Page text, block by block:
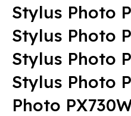
Stylus Photo
Stylus Photo
Stylus Photo
Stylus Photo
Photo